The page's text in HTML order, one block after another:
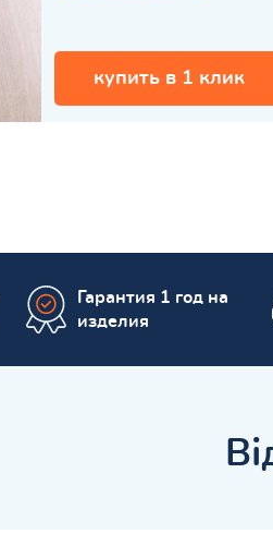
купить в 1 клик
Гарантия 1 год на
изделия